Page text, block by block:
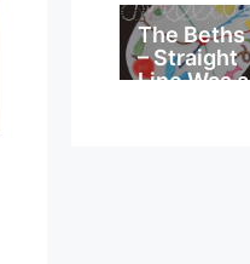
The Beths
– Straight
Line Was a